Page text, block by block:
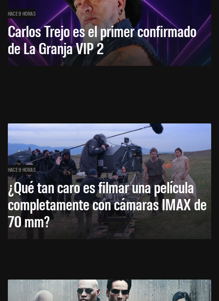
HACE 9 HORAS
Carlos Trejo es el primer confirmado
de La Granja VIP 2
HACE 9 HORAS
¿Qué tan caro es filmar una película
completamente con cámaras IMAX de
70 mm?